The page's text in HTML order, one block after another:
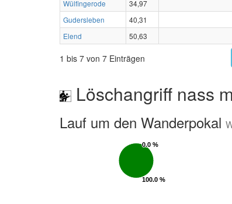
Wülfingerode
34,97
Gudersleben
40,31
Elend
50,63
1 bis 7 von 7 Einträgen
Löschangriff nass
Lauf um den Wanderpokal
0.0 %
0.0 %
100.0 %
100.0 %